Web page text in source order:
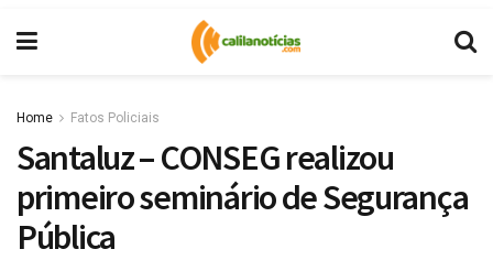
Home Fatos Policiais
Santaluz – CONSEG realizou
primeiro seminário de Segurança
Pública